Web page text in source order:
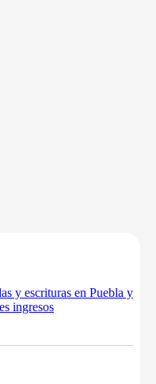
y escrituras en Puebla y
ingresos